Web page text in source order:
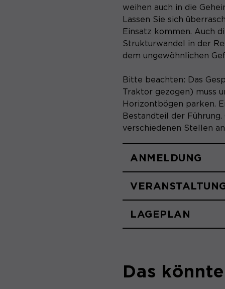
weihen auch in die
Lassen Sie sich
Einsatz kommen. Auch
Strukturwandel in der
dem ungewöhnlichen
Bitte beachten: Das
Traktor gezogen) muss
Horizontbögen parken.
Bestandteil der
verschiedenen Stellen
ANMELDUNG
LAGEPLAN
Das